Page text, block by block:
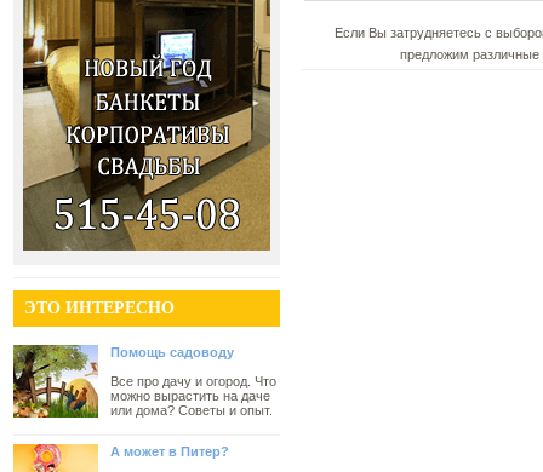
ЭТО ИНТЕРЕСНО
Помощь садоводу
Все про дачу и огород. Что
можно вырастить на даче
или дома? Советы и опыт.
А может в Питер?
Если Вы затрудняетесь с
предложим различные